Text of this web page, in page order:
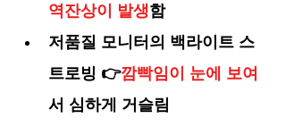
역잔상이 발생함
저품질 모니터의 백라이트 스
트로빙 👉깜빡임이 눈에 보여
서 심하게 거슬림